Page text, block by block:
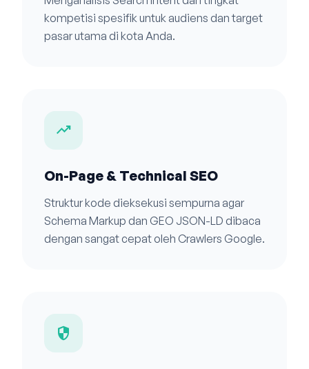
kompetisi spesifik untuk audiens dan target
pasar utama di kota Anda.
trending_up
On-Page & Technical SEO
Struktur kode dieksekusi sempurna agar
Schema Markup dan GEO JSON-LD dibaca
dengan sangat cepat oleh Crawlers Google.
security